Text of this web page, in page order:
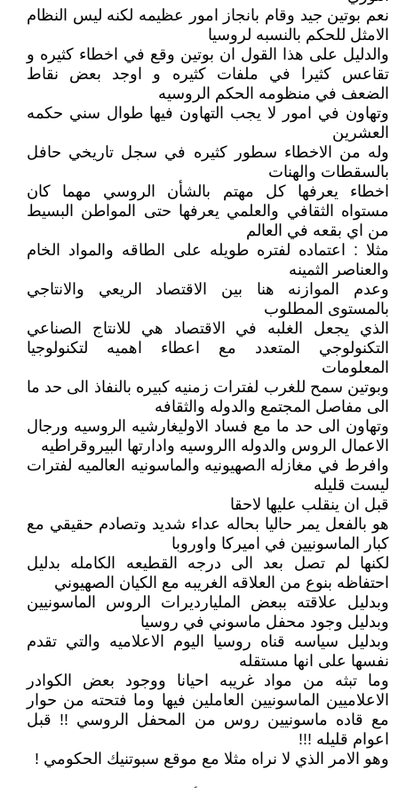
نعم بوتين جيد وقام بانجاز امور عظيمه لكنه ليس النظام
الامثل للحكم بالنسبه لروسيا
والدليل على هذا القول ان بوتين وقع في اخطاء كثيره و
تقاعس كثيرا في ملفات كثيره و اوجد بعض نقاط
الضعف في منظومه الحكم الروسيه
وتهاون في امور لا يجب التهاون فيها طوال سني حكمه
العشرين
وله من الاخطاء سطور كثيره في سجل تاريخي حافل
بالسقطات والهنات
اخطاء يعرفها كل مهتم بالشأن الروسي مهما كان
مستواه الثقافي والعلمي يعرفها حتى المواطن البسيط
من اي بقعه في العالم
مثلا : اعتماده لفتره طويله على الطاقه والمواد الخام
والعناصر الثمينه
وعدم الموازنه هنا بين الاقتصاد الريعي والانتاجي
بالمستوى المطلوب
الذي يجعل الغلبه في الاقتصاد هي للانتاج الصناعي
التكنولوجي المتعدد مع اعطاء اهميه لتكنولوجيا
المعلومات
وبوتين سمح للغرب لفترات زمنيه كبيره بالنفاذ الى حد ما
الى مفاصل المجتمع والدوله والثقافه
وتهاون الى حد ما مع فساد الاوليغارشيه الروسيه ورجال
الاعمال الروس والدوله االروسيه وادارتها البيروقراطيه
وافرط في مغازله الصهيونيه والماسونيه العالميه لفترات
ليست قليله
قبل ان ينقلب عليها لاحقا
هو بالفعل يمر حاليا بحاله عداء شديد وتصادم حقيقي مع
كبار الماسونيين في اميركا واوروبا
لكنها لم تصل بعد الى درجه القطيعه الكامله بدليل
احتفاظه بنوع من العلاقه الغريبه مع الكيان الصهيوني
وبدليل علاقته ببعض المليارديرات الروس الماسونيين
وبدليل وجود محفل ماسوني في روسيا
وبدليل سياسه قناه روسيا اليوم الاعلاميه والتي تقدم
نفسها على انها مستقله
وما تبثه من مواد غريبه احيانا ووجود بعض الكوادر
الاعلاميين الماسونيين العاملين فيها وما فتحته من حوار
مع قاده ماسونيين روس من المحفل الروسي !! قبل
اعوام قليله !!!
وهو الامر الذي لا نراه مثلا مع موقع سبوتنيك الحكومي !